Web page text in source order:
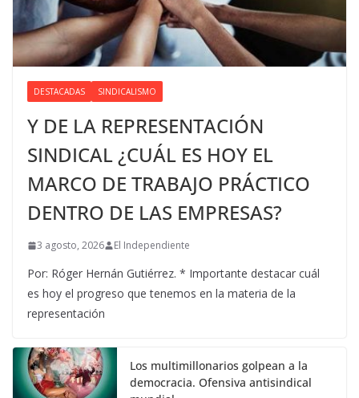
DESTACADAS SINDICALISMO
Y DE LA REPRESENTACIÓN
SINDICAL ¿CUÁL ES HOY EL
MARCO DE TRABAJO PRÁCTICO
DENTRO DE LAS EMPRESAS?
3 agosto, 2026 El Independiente
Por: Róger Hernán Gutiérrez. * Importante destacar cuál
es hoy el progreso que tenemos en la materia de la
representación
Los multimillonarios golpean a la
democracia. Ofensiva antisindical